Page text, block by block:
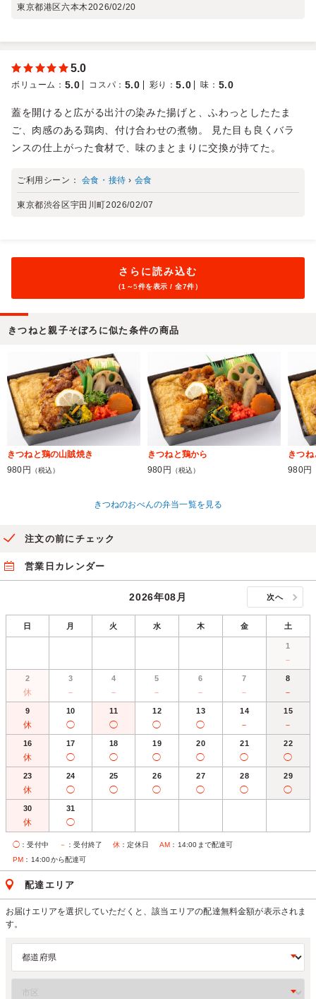
東京都港区六本木2026/02/20
5.0
ボリューム ： 5.0 コスパ ： 5.0 彩り ：5.0 味 ： 5.0
蓋を開けると広がる出汁の染みた揚げと、ふわっとしたたま
ご、肉感のある鶏肉、付け合わせの煮物。 見た目も良くバラ
ンスの仕上がった食材で、味のまとまりに交換が持てた。
ご利用シーン： 会食・接待 › 会食
東京都渋谷区宇田川町2026/02/07
さらに読み込む
（1～5件を表示 / 全7件）
きつねと親子そぼろに似た条件の商品
きつねと鶏の山賊焼き
980円
（税込）
きつねと鶏から
980円
（税込）
きつ
980円
きつねのおべんの弁当一覧を見る
注文の前にチェック
営業日カレンダー
2026年08月 次へ
日 月 火 水 木 金 土
1
－
2
休
3
－
4
－
5
－
6
－
7
－
8
－
9
休
10
◯
11
◯
12
◯
13
◯
14
－
15
－
16
休
17
◯
18
◯
19
◯
20
◯
21
◯
22
◯
23
休
24
◯
25
◯
26
◯
27
◯
28
◯
29
◯
30
休
31
◯
◯ ：受付中 － ：受付終了 休 ：定休日 AM ：14:00まで配達可
PM ：14:00から配達可
配達エリア
お届けエリアを選択していただくと、該当エリアの配達無料金額が表示されま
す。